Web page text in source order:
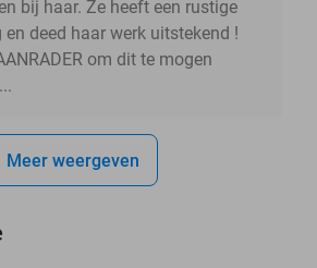
bij haar. Ze heeft een rustige
deed haar werk uitstekend !
om dit te mogen
Meer weergeven